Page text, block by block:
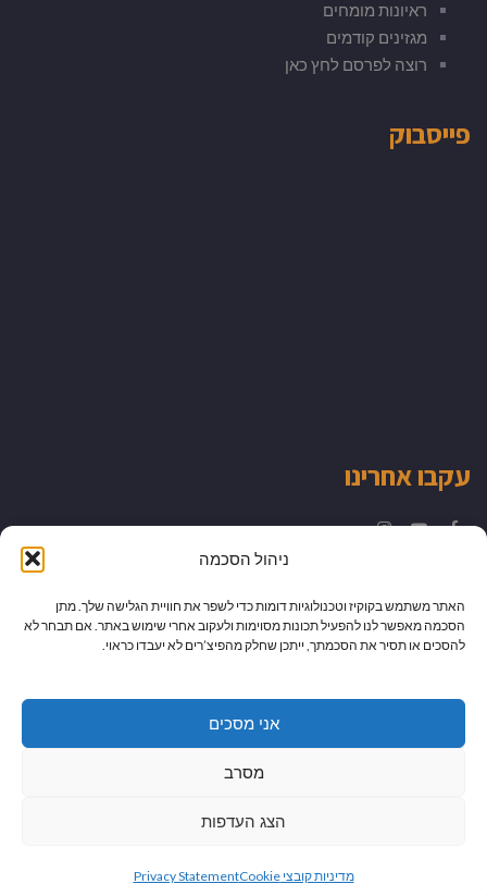
ניהול הסכמה
האתר משתמש בקוקיז וטכנולוגיות דומות כדי לשפר את חוויית הגלישה שלך. מתן
הסכמה מאפשר לנו להפעיל תכונות מסוימות ולעקוב אחרי שימוש באתר. אם תבחר לא
להסכים או תסיר את הסכמתך, ייתכן שחלק מהפיצ’רים לא יעבדו כראוי.
אני מסכים
מסרב
הצג העדפות
מדיניות קובצי Cookie Privacy Statement
ראיונות מומחים
מגזינים קודמים
רוצה לפרסם לחץ כאן
פייסבוק
עקבו אחרינו
מיתוג עיצוב ובניית אתרים